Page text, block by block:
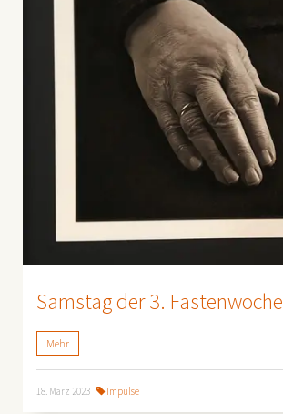
Samstag der 3. Fastenwoche
Mehr
18. März 2023 Impulse